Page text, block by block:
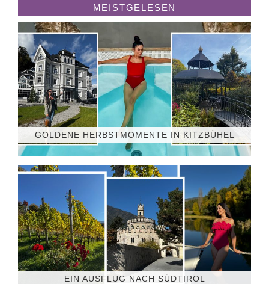
MEISTGELESEN
GOLDENE HERBSTMOMENTE IN KITZBÜHEL
EIN AUSFLUG NACH SÜDTIROL